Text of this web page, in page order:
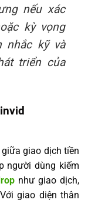
nếu xác
kỳ vọng
nhắc kỹ và
triển của
giao dịch tiền
người dùng kiếm
như giao dịch,
giao diện thân